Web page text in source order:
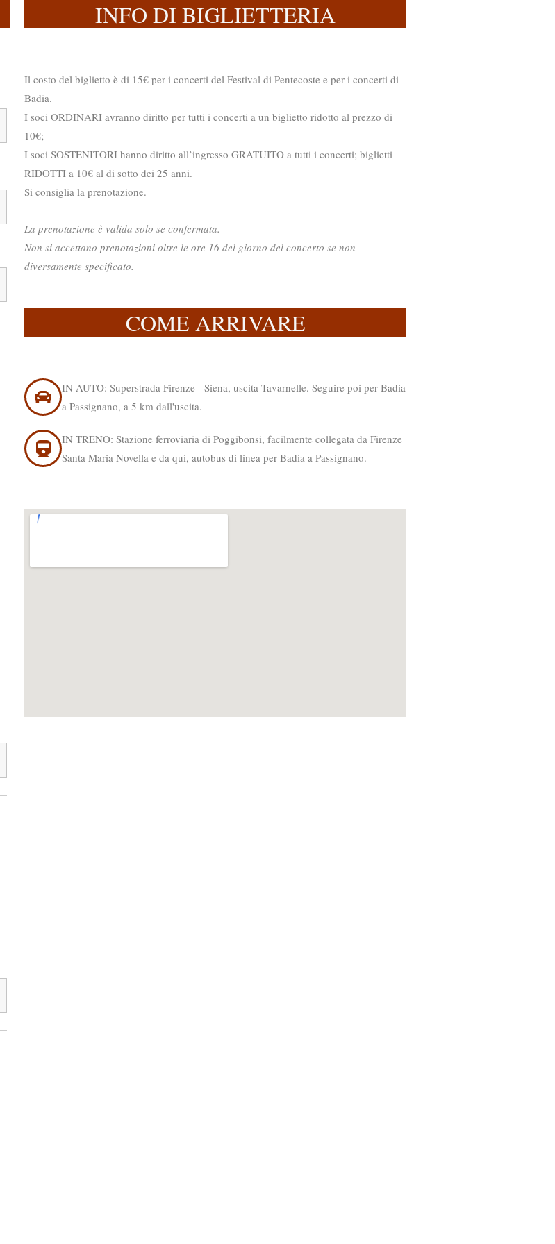
INFO DI BIGLIETTERIA
Il costo del biglietto è di 15€ per i concerti del Festival di Pentecoste e per i concerti di
Badia.
I soci ORDINARI avranno diritto per tutti i concerti a un biglietto ridotto al prezzo di
10€;
I soci SOSTENITORI hanno diritto all’ingresso GRATUITO a tutti i concerti; biglietti
RIDOTTI a 10€ al di sotto dei 25 anni.
Si consiglia la prenotazione.
La prenotazione è valida solo se confermata.
Non si accettano prenotazioni oltre le ore 16 del giorno del concerto se non
diversamente specificato.
COME ARRIVARE
IN AUTO: Superstrada Firenze - Siena, uscita Tavarnelle. Seguire poi per Badia
a Passignano, a 5 km dall'uscita.
IN TRENO: Stazione ferroviaria di Poggibonsi, facilmente collegata da Firenze
Santa Maria Novella e da qui, autobus di linea per Badia a Passignano.